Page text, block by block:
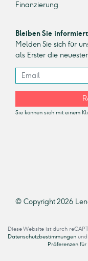
Finanzierung
Bleiben Sie
Melden Sie sich für
als Erster die
Sie können sich mit einem
© Copyright 2026
Diese Website ist durch
Datenschutzbestimmungen und
Präferenzen